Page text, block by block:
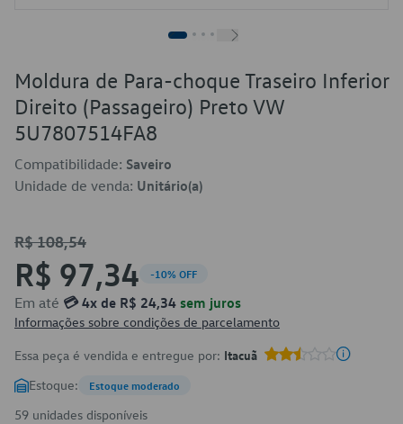
Moldura de Para-choque Traseiro Inferior
Direito (Passageiro) Preto VW
5U7807514FA8
Compatibilidade: Saveiro
Unidade de venda: Unitário(a)
R$ 108,54
R$ 97,34 -10% OFF
Em até 💳 4x de R$ 24,34 sem juros
Informações sobre condições de parcelamento
Essa peça é vendida e entregue por: Itacuã
Estoque: Estoque moderado
59 unidades disponíveis